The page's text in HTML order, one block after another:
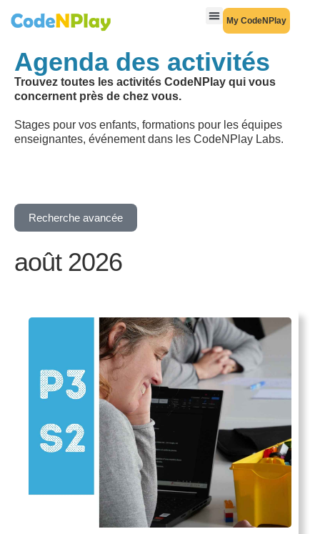
My CodeNPlay
Agenda des activités
Trouvez toutes les activités CodeNPlay qui vous
concernent près de chez vous.
Stages pour vos enfants, formations pour les équipes
enseignantes, événement dans les CodeNPlay Labs.
Recherche avancée
août 2026